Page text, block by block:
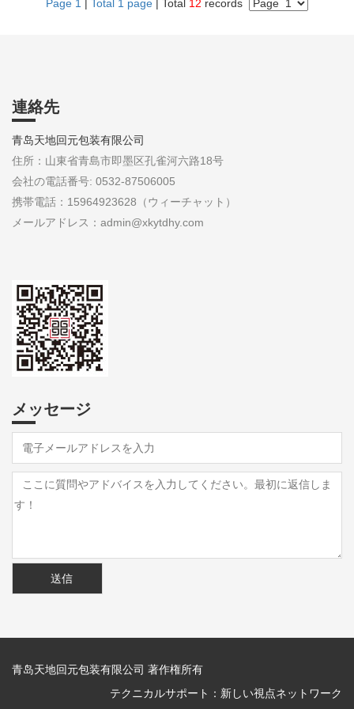
Page 1 Total 1 page | Total 12 records
連絡先
青岛天地回元包装有限公司
住所：山東省青島市即墨区孔雀河六路18号
会社の電話番号: 0532-87506005
携帯電話：15964923628（ウィーチャット）
メールアドレス：admin@xkytdhy.com
メッセージ
青岛天地回元包装有限公司 著作権所有
テクニカルサポート： 新しい視点ネットワーク